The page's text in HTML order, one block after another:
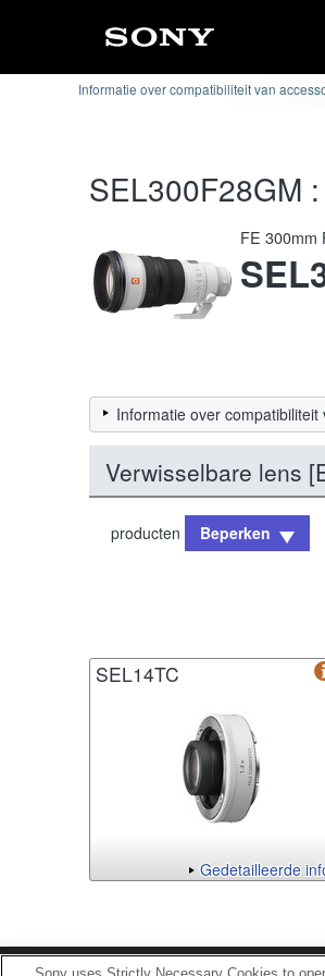
Informatie over compatibiliteit van
SEL300F28GM
FE 300mm
Informatie over
Verwisselbare lens
producten Beperken
SEL14TC
Gedetailleerde